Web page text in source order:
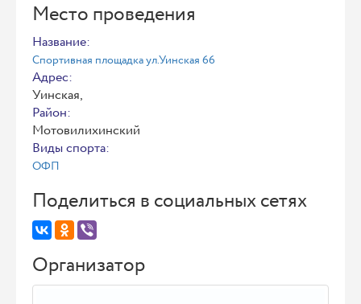
Место проведения
Название:
Спортивная площадка ул.Уинская 66
Адрес:
Уинская,
Район:
Мотовилихинский
Виды спорта:
ОФП
Поделиться в социальных сетях
Организатор